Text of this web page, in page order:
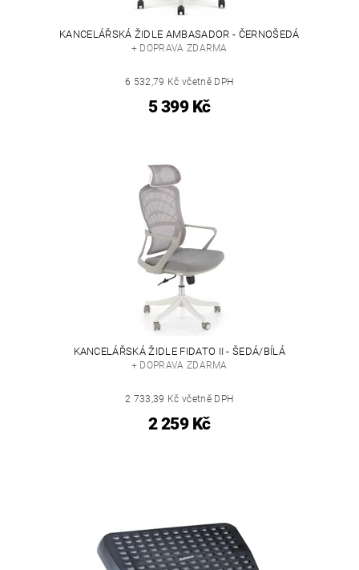
KANCELÁŘSKÁ ŽIDLE AMBASADOR - ČERNOŠEDÁ
+ DOPRAVA ZDARMA
6 532,79 Kč včetně DPH
5 399 Kč
KANCELÁŘSKÁ ŽIDLE FIDATO II - ŠEDÁ/BÍLÁ
+ DOPRAVA ZDARMA
2 733,39 Kč včetně DPH
2 259 Kč